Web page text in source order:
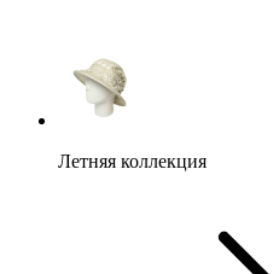
Летняя коллекция